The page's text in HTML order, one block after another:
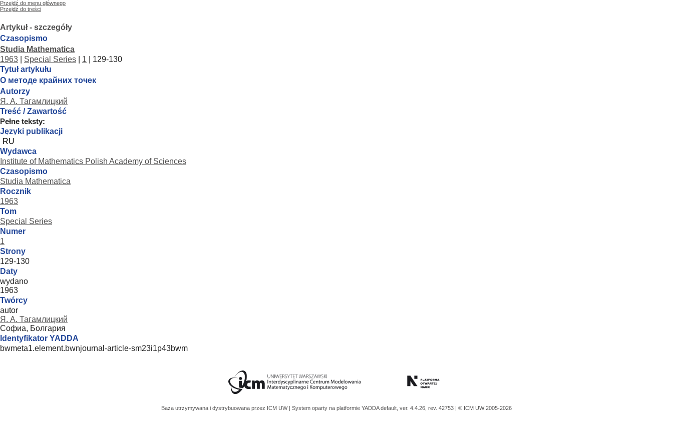
Przejdź do menu głównego
Przejdź do treści
Artykuł - szczegóły
Czasopismo
Studia Mathematica
1963
Special Series 1 | 129-130
Tytuł artykułu
О методе крайних точек
Autorzy
Я. А. Тагамлицкий
Treść / Zawartość
Pełne teksty:
Języki publikacji
RU
Wydawca
Institute of Mathematics Polish Academy of Sciences
Czasopismo
Studia Mathematica
Rocznik
1963
Tom
Special Series
Numer
1
Strony
129-130
Daty
wydano
1963
Twórcy
autor
Я. А. Тагамлицкий
Софиа, Болгария
Identyfikator YADDA
bwmeta1.element.bwnjournal-article-sm23i1p43bwm
Baza utrzymywana i dystrybuowana przez ICM UW | System oparty na platformie YADDAdefault, ver. 4.4.26, rev. 42753 | © ICM UW 2005-2026